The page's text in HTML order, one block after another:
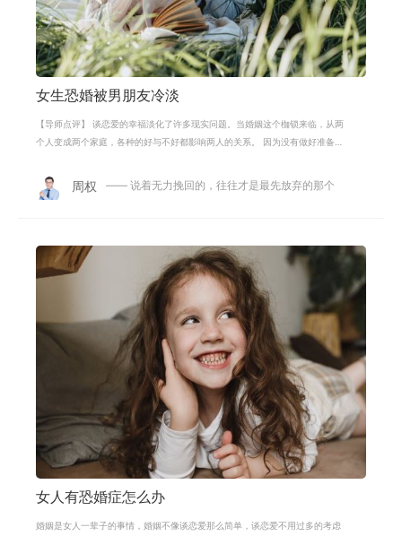
女生恐婚被男朋友冷淡
【导师点评】 谈恋爱的幸福淡化了许多现实问题。当婚姻这个枷锁来临，从两
个人变成两个家庭，各种的好与不好都影响两人的关系。 因为没有做好准备有
周权 —— 说着无力挽回的，往往才是最先放弃的那个
女人有恐婚症怎么办
婚姻是女人一辈子的事情，婚姻不像谈恋爱那么简单，谈恋爱不用过多的考虑